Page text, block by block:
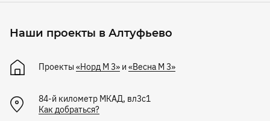
Наши проекты в Алтуфьево
Проекты «Норд М 3» и «Весна М 3»
84-й километр МКАД, вл3с1
Как добраться?